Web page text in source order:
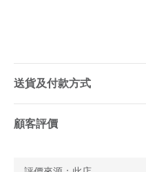
送貨及付款方式
顧客評價